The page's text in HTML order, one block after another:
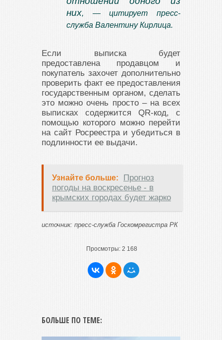
них, — цитирует пресс-
служба Валентину Кирлица.
Если выписка будет
предоставлена продавцом и
покупатель захочет дополнительно
проверить факт ее предоставления
государственным органом, сделать
это можно очень просто – на всех
выписках содержится QR-код, с
помощью которого можно перейти
на сайт Росреестра и убедиться в
подлинности ее выдачи.
Узнайте больше:
Прогноз
погоды на воскресенье - в
крымских городах будет жарко
источник: пресс-служба Госкомрегистра РК
Просмотры: 2 168
БОЛЬШЕ ПО ТЕМЕ: